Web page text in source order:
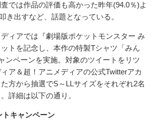
では作品の評価も高かった昨年(94.0％)よ
き出すなど、話題となっている。
ィアでは『劇場版ポケットモンスター み
トを記念し、本作の特製Tシャツ「みん
ンペーンを実施。対象のツイートをリツ
ア＆超！アニメディアの公式Twitterアカ
方から抽選でS～LLサイズをそれぞれ2名
詳細は以下の通り。
トキャンペーン